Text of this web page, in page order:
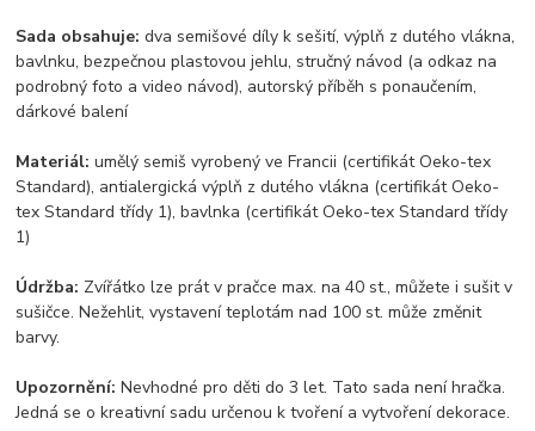
Sada obsahuje:dva semišové díly k sešití, výplň z dutého vlákna,
bavlnku, bezpečnou plastovou jehlu, stručný návod (a odkaz na
podrobný foto a video návod), autorský příběh s ponaučením,
dárkové balení
Materiál:umělý semiš vyrobený ve Francii (certifikát Oeko-tex
Standard), antialergická výplň z dutého vlákna (certifikát Oeko-
tex Standard třídy 1), bavlnka (certifikát Oeko-tex Standard třídy
1)
Údržba: Zvířátko lze prát v pračce max. na 40 st., můžete i sušit v
sušičce. Nežehlit, vystavení teplotám nad 100 st. může změnit
barvy.
Upozornění:Nevhodné pro děti do 3 let. Tato sada není hračka.
Jedná se o kreativní sadu určenou k tvoření a vytvoření dekorace.